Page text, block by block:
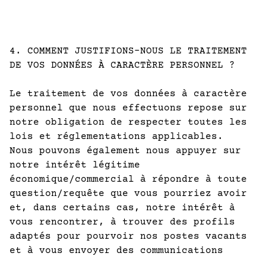
4. COMMENT JUSTIFIONS-NOUS LE TRAITEMENT
DE VOS DONNÉES À CARACTÈRE PERSONNEL ?
Le traitement de vos données à caractère
personnel que nous effectuons repose sur
notre obligation de respecter toutes les
lois et réglementations applicables.
Nous pouvons également nous appuyer sur
notre intérêt légitime
économique/commercial à répondre à toute
question/requête que vous pourriez avoir
et, dans certains cas, notre intérêt à
vous rencontrer, à trouver des profils
adaptés pour pourvoir nos postes vacants
et à vous envoyer des communications